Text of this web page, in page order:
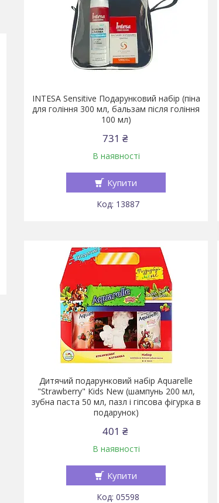
INTESA Sensitive Подарунковий набір (піна
для гоління 300 мл, бальзам після гоління
100 мл)
731 ₴
В наявності
Купити
13887
Дитячий подарунковий набір Aquarelle
"Strawberry" Кids New (шампунь 200 мл,
зубна паста 50 мл, пазл і гіпсова фігурка в
подарунок)
401 ₴
В наявності
Купити
05598